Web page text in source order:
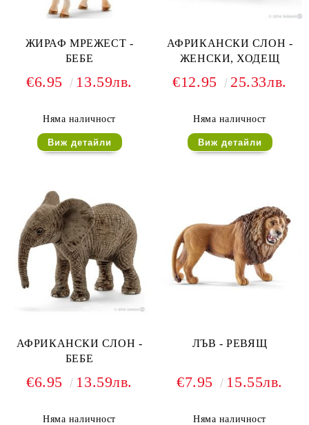
ЖИРАФ МРЕЖЕСТ -
БЕБЕ
€6.95 13.59лв.
Няма наличност
Виж детайли
АФРИКАНСКИ СЛОН -
ЖЕНСКИ, ХОДЕЩ
€12.95 25.33лв.
Няма наличност
Виж детайли
АФРИКАНСКИ СЛОН -
БЕБЕ
€6.95 13.59лв.
Няма наличност
ЛЪВ - РЕВЯЩ
€7.95 15.55лв.
Няма наличност